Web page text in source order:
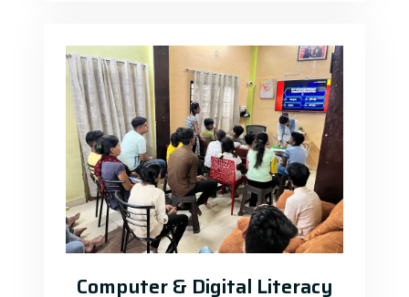
Computer & Digital Literacy